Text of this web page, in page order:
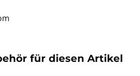
für diesen Artikel